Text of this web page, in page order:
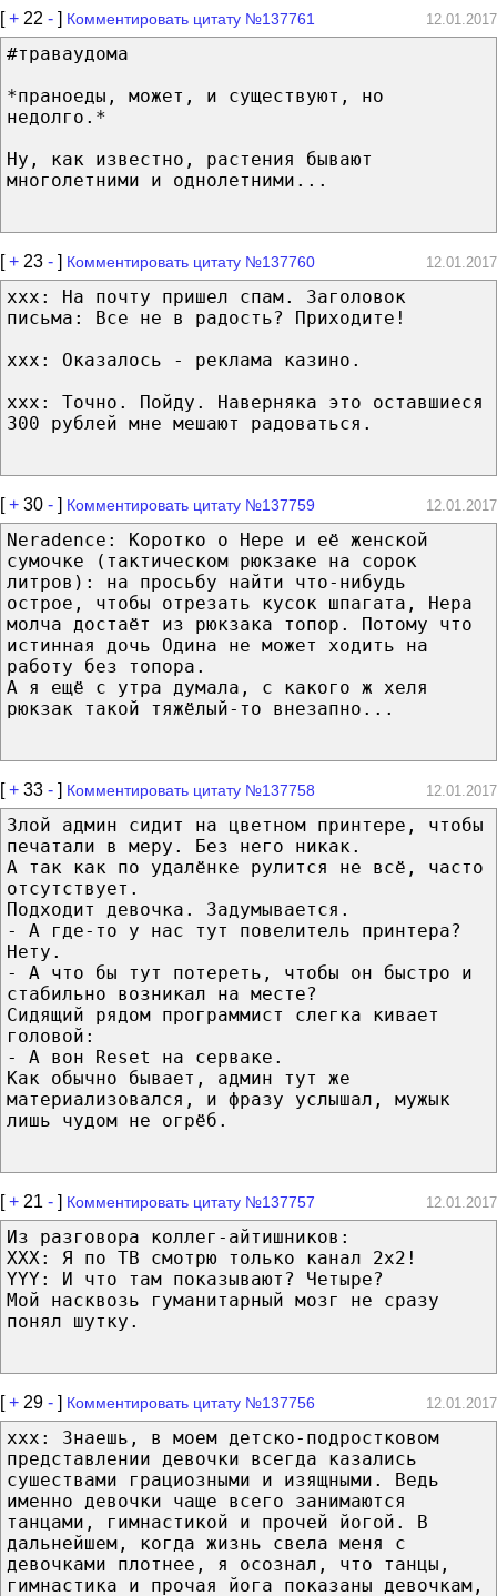
[+ 22 - ] Комментировать цитату №137761 12.01.2017
#траваудома
*праноеды, может, и существуют, но
недолго.*
Ну, как известно, растения бывают
многолетними и однолетними...
[+ 23 - ] Комментировать цитату №137760 12.01.2017
ххх: На почту пришел спам. Заголовок
письма: Все не в радость? Приходите!
ххх: Оказалось - реклама казино.
ххх: Точно. Пойду. Наверняка это оставшиеся
300 рублей мне мешают радоваться.
[+ 30 - ] Комментировать цитату №137759 12.01.2017
Neradence: Коротко о Нере и её женской
сумочке (тактическом рюкзаке на сорок
литров): на просьбу найти что-нибудь
острое, чтобы отрезать кусок шпагата, Нера
молча достаёт из рюкзака топор. Потому что
истинная дочь Одина не может ходить на
работу без топора.
А я ещё с утра думала, с какого ж хеля
рюкзак такой тяжёлый-то внезапно...
[+ 33 - ] Комментировать цитату №137758 12.01.2017
Злой админ сидит на цветном принтере, чтобы
печатали в меру. Без него никак.
А так как по удалёнке рулится не всё, часто
отсутствует.
Подходит девочка. Задумывается.
- А где-то у нас тут повелитель принтера?
Нету.
- А что бы тут потереть, чтобы он быстро и
стабильно возникал на месте?
Сидящий рядом программист слегка кивает
головой:
- А вон Reset на серваке.
Как обычно бывает, админ тут же
материализовался, и фразу услышал, мужык
лишь чудом не огрёб.
[+ 21 - ] Комментировать цитату №137757 12.01.2017
Из разговора коллег-айтишников:
XXX: Я по ТВ смотрю только канал 2x2!
YYY: И что там показывают? Четыре?
Мой насквозь гуманитарный мозг не сразу
понял шутку.
[+ 29 - ] Комментировать цитату №137756 12.01.2017
xxx: Знаешь, в моем детско-подростковом
представлении девочки всегда казались
сушествами грациозными и изящными. Ведь
именно девочки чаще всего занимаются
танцами, гимнастикой и прочей йогой. В
дальнейшем, когда жизнь свела меня с
девочками плотнее, я осознал, что танцы,
гимнастика и прочая йога показаны девочкам,